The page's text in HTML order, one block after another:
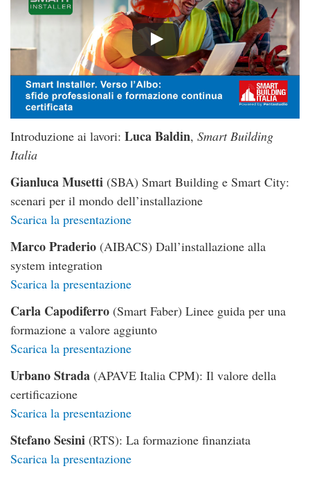
Introduzione ai lavori: Luca Baldin, Smart Building
Italia
Gianluca Musetti (SBA) Smart Building e Smart City:
scenari per il mondo dell’installazione
Scarica la presentazione
Marco Praderio (AIBACS) Dall’installazione alla
system integration
Scarica la presentazione
Carla Capodiferro (Smart Faber) Linee guida per una
formazione a valore aggiunto
Scarica la presentazione
Urbano Strada (APAVE Italia CPM): Il valore della
certificazione
Scarica la presentazione
Stefano Sesini (RTS): La formazione finanziata
Scarica la presentazione